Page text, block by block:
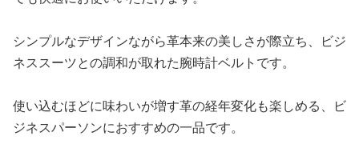
シンプルなデザインながら革本来の美しさが際立ち、ビジ
ネススーツとの調和が取れた腕時計ベルトです。
使い込むほどに味わいが増す革の経年変化も楽しめる、ビ
ジネスパーソンにおすすめの一品です。